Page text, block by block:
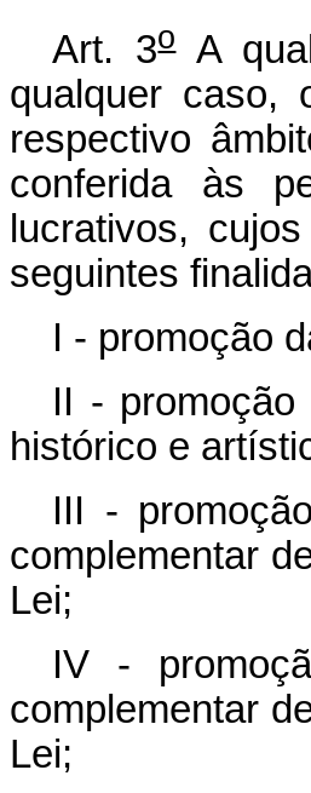
Art. 3oA
qualquer caso,
respectivo
conferida às
lucrativos,
seguintes
I - promoção
II -
histórico e
III -
complementar
Lei;
IV -
complementar
Lei;